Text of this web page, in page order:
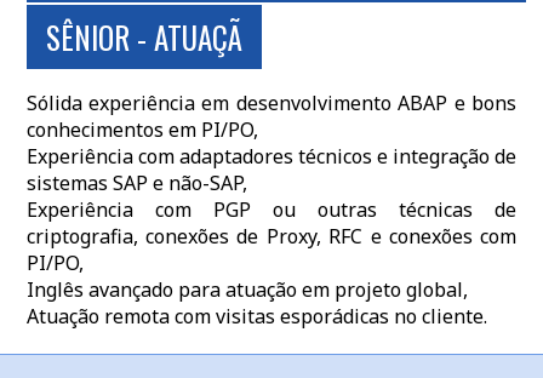
SÊNIOR - ATUAÇÃ
Sólida experiência em desenvolvimento ABAP e bons
conhecimentos em PI/PO,
Experiência com adaptadores técnicos e integração de
sistemas SAP e não-SAP,
Experiência com PGP ou outras técnicas de
criptografia, conexões de Proxy, RFC e conexões com
PI/PO,
Inglês avançado para atuação em projeto global,
Atuação remota com visitas esporádicas no cliente.